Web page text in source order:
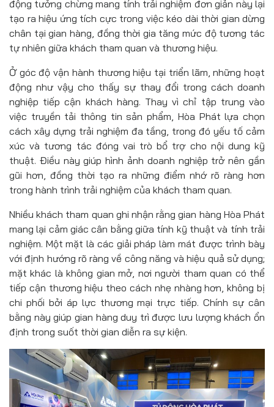
động tưởng chừng mang tính trải nghiệm đơn giản này lại
tạo ra hiệu ứng tích cực trong việc kéo dài thời gian dừng
chân tại gian hàng, đồng thời gia tăng mức độ tương tác
tự nhiên giữa khách tham quan và thương hiệu.
Ở góc độ vận hành thương hiệu tại triển lãm, những hoạt
động như vậy cho thấy sự thay đổi trong cách doanh
nghiệp tiếp cận khách hàng. Thay vì chỉ tập trung vào
việc truyền tải thông tin sản phẩm, Hòa Phát lựa chọn
cách xây dựng trải nghiệm đa tầng, trong đó yếu tố cảm
xúc và tương tác đóng vai trò bổ trợ cho nội dung kỹ
thuật. Điều này giúp hình ảnh doanh nghiệp trở nên gần
gũi hơn, đồng thời tạo ra những điểm nhớ rõ ràng hơn
trong hành trình trải nghiệm của khách tham quan.
Nhiều khách tham quan ghi nhận rằng gian hàng Hòa Phát
mang lại cảm giác cân bằng giữa tính kỹ thuật và tính trải
nghiệm. Một mặt là các giải pháp làm mát được trình bày
với định hướng rõ ràng về công năng và hiệu quả sử dụng;
mặt khác là không gian mở, nơi người tham quan có thể
tiếp cận thương hiệu theo cách nhẹ nhàng hơn, không bị
chi phối bởi áp lực thương mại trực tiếp. Chính sự cân
bằng này giúp gian hàng duy trì được lưu lượng khách ổn
định trong suốt thời gian diễn ra sự kiện.